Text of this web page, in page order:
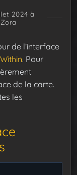
2024 à
de l’interface
. Pour
de la carte.
les